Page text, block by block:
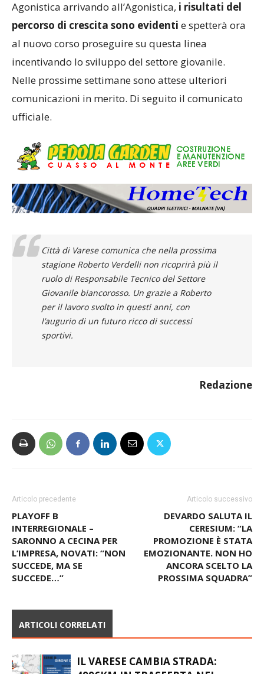
Agonistica arrivando all’Agonistica, i risultati del
percorso di crescita sono evidenti e spetterà ora
al nuovo corso proseguire su questa linea
incentivando lo sviluppo del settore giovanile.
Nelle prossime settimane sono attese ulteriori
comunicazioni in merito. Di seguito il comunicato
ufficiale.
Città di Varese comunica che nella prossima
stagione Roberto Verdelli non ricoprirà più il
ruolo di Responsabile Tecnico del Settore
Giovanile biancorosso. Un grazie a Roberto
per il lavoro svolto in questi anni, con
l’augurio di un futuro ricco di successi
sportivi.
Redazione
Articolo precedente
PLAYOFF B
INTERREGIONALE –
SARONNO A CECINA PER
L’IMPRESA, NOVATI: “NON
SUCCEDE, MA SE
SUCCEDE…”
Articolo successivo
DEVARDO SALUTA IL
CERESIUM: “LA
PROMOZIONE È STATA
EMOZIONANTE. NON HO
ANCORA SCELTO LA
PROSSIMA SQUADRA”
ARTICOLI CORRELATI
IL VARESE CAMBIA STRADA: